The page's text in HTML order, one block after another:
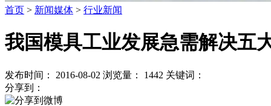
首页 > 新闻媒体 > 行业新闻
我国模具工业发展急需解决五
发布时间： 2016-08-02 浏览量： 1442 关键词：
分享到：